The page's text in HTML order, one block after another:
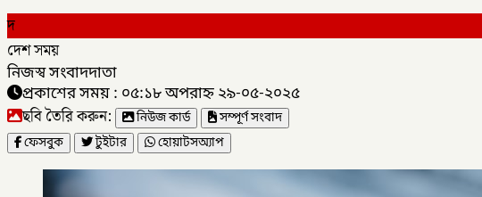
দ
দেশ সময়
নিজস্ব সংবাদদাতা
প্রকাশের সময় : ০৫:১৮ অপরাহ্ন ২৯-০৫-২০২৫
ছবি তৈরি করুন: নিউজ কার্ড
সম্পূর্ণ সংবাদ
ফেসবুক
টুইটার হোয়াটসঅ্যাপ